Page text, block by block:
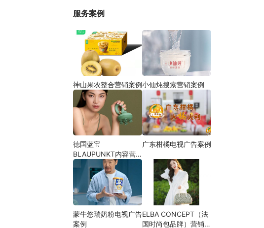
服务案例
神山果农整合营销案例小仙炖搜索营销案例
德国蓝宝
BLAUPUNKT内容营
销案例
广东柑橘电视广告案例
蒙牛悠瑞奶粉电视广告
案例
ELBA CONCEPT（法
国时尚包品牌）营销案